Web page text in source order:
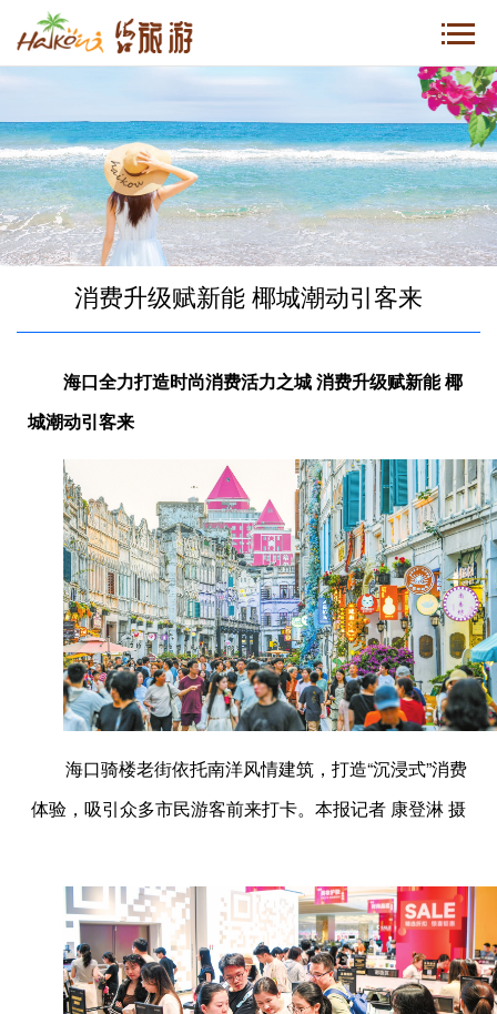
消费升级赋新能 椰城潮动引客来
海口全力打造时尚消费活力之城消费升级赋新能 椰
城潮动引客来
海口骑楼老街依托南洋风情建筑，打造“沉浸式”消费
体验，吸引众多市民游客前来打卡。本报记者 康登淋 摄